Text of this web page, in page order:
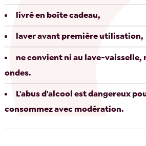
livré en boîte cadeau,
laver avant première utilisation,
ne convient ni au lave-
ondes.
L'abus d'alcool est dangereux
consommez avec modération.